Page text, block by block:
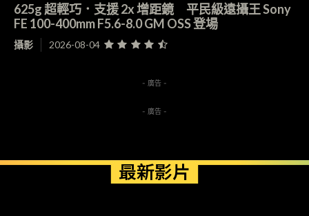
625g 超輕巧．支援 2x 增距鏡 平民級遠攝王 Sony
FE 100-400mm F5.6-8.0 GM OSS 登場
攝影 2026-08-04
- 廣告 -
- 廣告 -
最新影片